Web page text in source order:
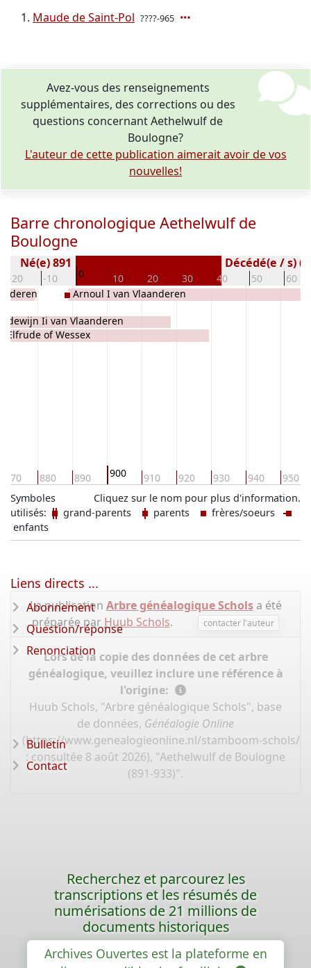
Maude de Saint-Pol ????-965
Avez-vous des renseignements
supplémentaires, des corrections ou des
questions concernant Aethelwulf de
Boulogne?
L'auteur de cette publication aimerait avoir de vos
nouvelles!
Barre chronologique Aethelwulf de
Boulogne
-20 -10 0 10 20 30 40 50 60
Né(e) 891 Décédé(e / s) (
870 880 890 900 910 920 930 940 950
Ii van Vlaanderen
Elfrude of Wessex
Arnoul I van Vlaanderen
Cliquez sur le nom pour plus d'information.
Symboles
utilisés:
grand-parents parents
frères/soeurs
enfants
La publication Arbre généalogique Scholsa été
préparée par Huub Schols. contacter l'auteur
Lors de la copie des données de cet arbre
généalogique, veuillez inclure une référence à
l'origine:
Huub Schols, "Arbre généalogique Schols", base
de données, Généalogie Online
(https://www.genealogieonline.nl/stamboom-schols/
: consultée 8 août 2026), "Aethelwulf de Boulogne
(891-933)".
Liens directs ...
Abonnement
Question/réponse
Renonciation
Bulletin
Contact
Recherchez et parcourez les
transcriptions et les résumés de
numérisations de 21 millions de
documents historiques
Archives Ouvertes est la plateforme en